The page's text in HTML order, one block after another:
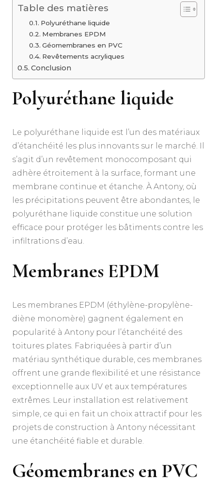
Table des matières
Polyuréthane liquide
Membranes EPDM
Géomembranes en PVC
Revêtements acryliques
Conclusion
Polyuréthane liquide
Le polyuréthane liquide est l’un des matériaux
d’étanchéité les plus innovants sur le marché. Il
s’agit d’un revêtement monocomposant qui
adhère étroitement à la surface, formant une
membrane continue et étanche. À Antony, où
les précipitations peuvent être abondantes, le
polyuréthane liquide constitue une solution
efficace pour protéger les bâtiments contre les
infiltrations d’eau.
Membranes EPDM
Les membranes EPDM (éthylène-propylène-
diène monomère) gagnent également en
popularité à Antony pour l’étanchéité des
toitures plates. Fabriquées à partir d’un
matériau synthétique durable, ces membranes
offrent une grande flexibilité et une résistance
exceptionnelle aux UV et aux températures
extrêmes. Leur installation est relativement
simple, ce qui en fait un choix attractif pour les
projets de construction à Antony nécessitant
une étanchéité fiable et durable.
Géomembranes en PVC